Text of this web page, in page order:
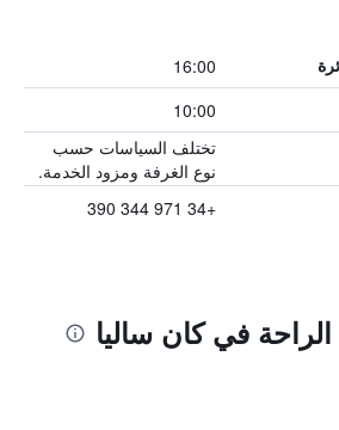
16:00
10:00
تختلف السياسات حسب
نوع الغرفة ومزود الخدمة.
+34 971 344 390
في كان ساليا